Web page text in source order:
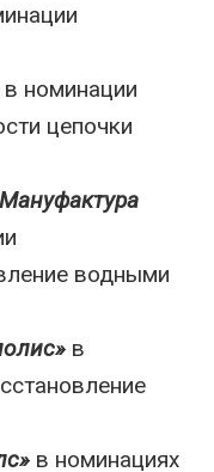
в номинации
цепочки
водными
в
в номинациях